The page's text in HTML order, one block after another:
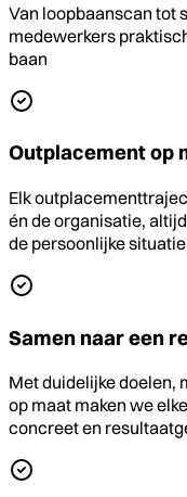
Van loopbaanscan tot
medewerkers
baan
Outplacement op
Elk
én de organisatie,
de persoonlijke
Samen naar een
Met duidelijke doelen,
op maat maken we
concreet en